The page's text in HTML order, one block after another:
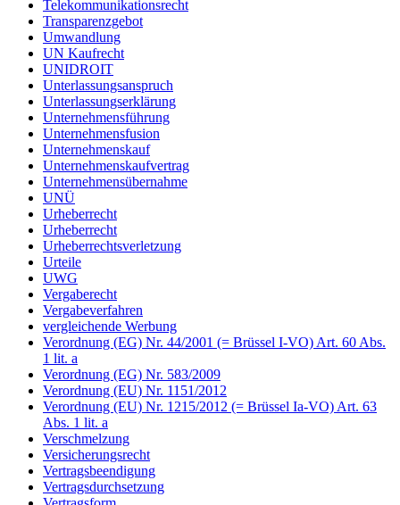
Telekommunikationsrecht
Transparenzgebot
Umwandlung
UN Kaufrecht
UNIDROIT
Unterlassungsanspruch
Unterlassungserklärung
Unternehmensführung
Unternehmensfusion
Unternehmenskauf
Unternehmenskaufvertrag
Unternehmensübernahme
UNÜ
Urheberrecht
Urheberrecht
Urheberrechtsverletzung
Urteile
UWG
Vergaberecht
Vergabeverfahren
vergleichende Werbung
Verordnung (EG) Nr. 44/2001 (= Brüssel I-VO) Art. 60 Abs.
1 lit. a
Verordnung (EG) Nr. 583/2009
Verordnung (EU) Nr. 1151/2012
Verordnung (EU) Nr. 1215/2012 (= Brüssel Ia-VO) Art. 63
Abs. 1 lit. a
Verschmelzung
Versicherungsrecht
Vertragsbeendigung
Vertragsdurchsetzung